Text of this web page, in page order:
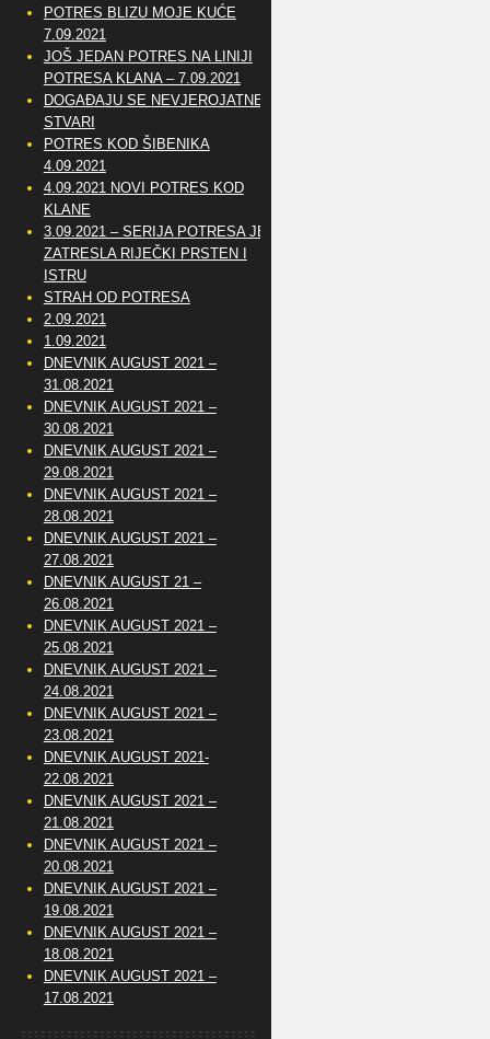
POTRES BLIZU MOJE KUĆE
7.09.2021
JOŠ JEDAN POTRES NA LINIJI
POTRESA KLANA – 7.09.2021
DOGAĐAJU SE NEVJEROJATNE
STVARI
POTRES KOD ŠIBENIKA
4.09.2021
4.09.2021 NOVI POTRES KOD
KLANE
3.09.2021 – SERIJA POTRESA JE
ZATRESLA RIJEČKI PRSTEN I
ISTRU
STRAH OD POTRESA
2.09.2021
1.09.2021
DNEVNIK AUGUST 2021 –
31.08.2021
DNEVNIK AUGUST 2021 –
30.08.2021
DNEVNIK AUGUST 2021 –
29.08.2021
DNEVNIK AUGUST 2021 –
28.08.2021
DNEVNIK AUGUST 2021 –
27.08.2021
DNEVNIK AUGUST 21 –
26.08.2021
DNEVNIK AUGUST 2021 –
25.08.2021
DNEVNIK AUGUST 2021 –
24.08.2021
DNEVNIK AUGUST 2021 –
23.08.2021
DNEVNIK AUGUST 2021-
22.08.2021
DNEVNIK AUGUST 2021 –
21.08.2021
DNEVNIK AUGUST 2021 –
20.08.2021
DNEVNIK AUGUST 2021 –
19.08.2021
DNEVNIK AUGUST 2021 –
18.08.2021
DNEVNIK AUGUST 2021 –
17.08.2021